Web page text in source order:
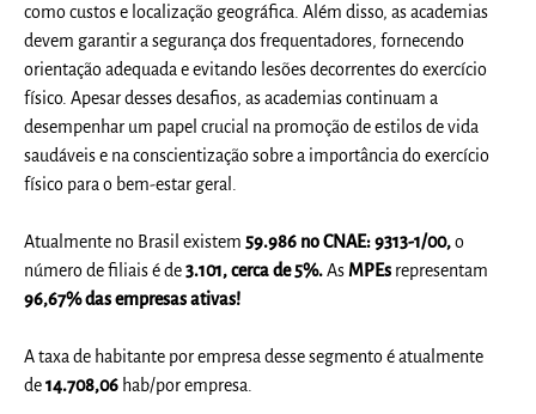
como custos e localização geográfica. Além disso, as academias
devem garantir a segurança dos frequentadores, fornecendo
orientação adequada e evitando lesões decorrentes do exercício
físico. Apesar desses desafios, as academias continuam a
desempenhar um papel crucial na promoção de estilos de vida
saudáveis e na conscientização sobre a importância do exercício
físico para o bem-estar geral.
Atualmente no Brasil existem 59.986 no CNAE:9313-1/00,o
número de filiais é de3.101, cerca de 5%.As MPEs representam
96,67% das empresas ativas!
A taxa de habitante por empresa desse segmento é atualmente
de14.708,06 hab/por empresa.